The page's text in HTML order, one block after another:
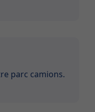
parc camions.